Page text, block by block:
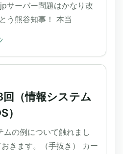
サーバー問題はかなり改
う熊谷知事！ 本当
（情報システム
）
の例について触れまし
きます。（手抜き） カー